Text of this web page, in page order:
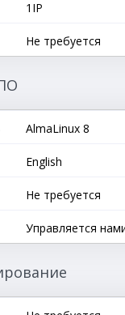
1IP
Не требуется
AlmaLinux 8
English
Не требуется
Управляется